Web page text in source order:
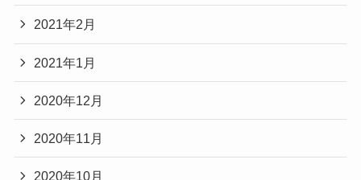
2021年2月
2021年1月
2020年12月
2020年11月
2020年10月